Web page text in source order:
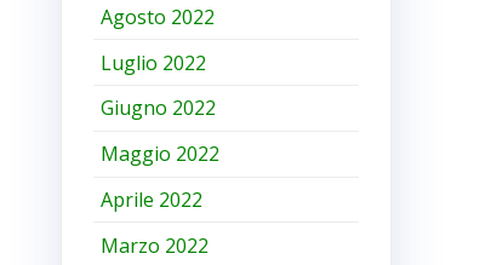
Agosto 2022
Luglio 2022
Giugno 2022
Maggio 2022
Aprile 2022
Marzo 2022